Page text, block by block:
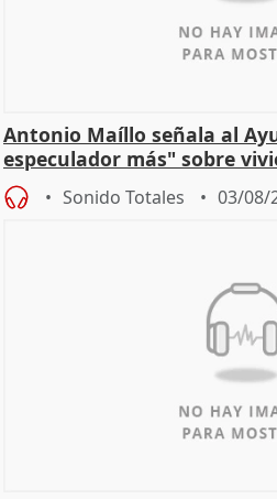
Antonio Maíllo señala al
especulador más" sobre
Becerril
Sonido Totales 03/08/